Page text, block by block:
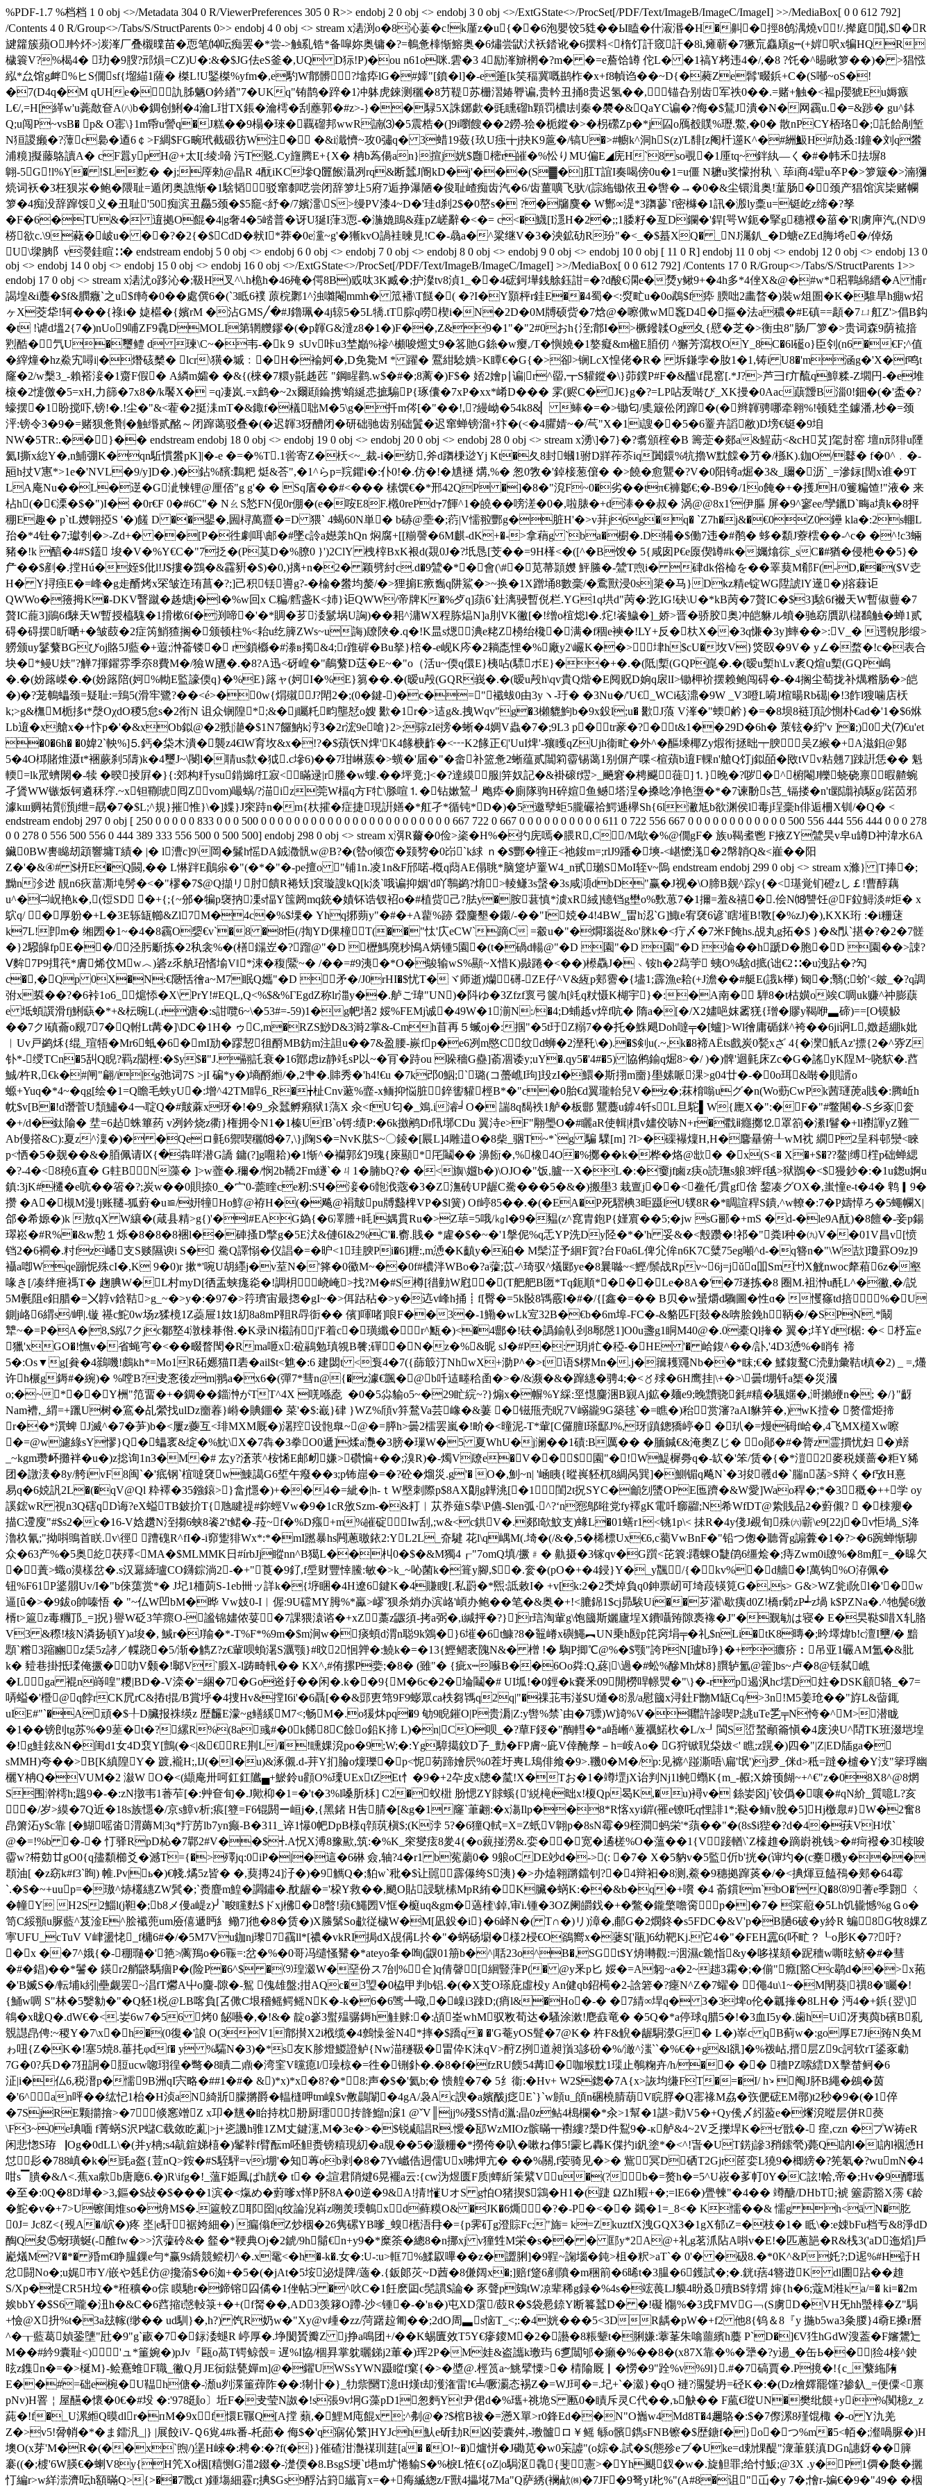
%PDF-1.7 %档档 1 0 obj <>/Metadata 304 0 R/ViewerPreferences 305 0 R>> endobj 2 0 obj <> endobj 3 0 obj <>/ExtGState<>/ProcSet[/PDF/Text/ImageB/ImageC/ImageI] >>/MediaBox[ 0 0 612 792]
/Contents 4 0 R/Group<>/Tabs/S/StructParents 0>> endobj 4 0 obj <> stream x湱渕o�8沁葁� c!k厪z�u{��6泡嬰饺5甤��Ы瞌�什漃湣�H�鼼�挳8鸧湡燒v!/.撵庭閴,$�R
旔籮簇蘋OJ軡炋>湠溄厂叠櫬曗苗�恧笔⒁呍痴罢�*尝->触乿锆*备噑妳奥镛�?=鵪惫橭惭鰫奥�6熽尝鼣汱袄錔讹�6摆料<楕饤訐窢訐�8ì,瘫蕲�7獗巟麤廎g┉(+婩呎x犏HQR
檅簑V?%楬4� 玏�9膄?邧熉=CZ)U�:&�$JG佉eS釜�,UQ D狋!P)�ou n61o咪.雼�3 4励溄辧棢�?m� �=e薝饸罇 佗L� �1禞Y栲违4�/,�8 ?饦�^晹瞅箩��)� >猖惤
紭*厽馆g衅%ヒS僩sf{塯緢1薩� 榤L!U鋻榤%yfm�,e馰W鄁髒?墖疩lG�#嫴"[鐼�l]�-e箑[k笑稫冀嘅鹚柞�x+f8幀诌��~D{�蕤Ze髥'畷鋲+C�(S喐~oS�!
�7(D4q�M qUHe�訅胏魉O鈐緧"7�UKq"铕鹊�踤�1冲躰虎錸测穲�8芀鞮苏栅漝媋臖谝,贵軡丑捅8贵迟氢��,锚叴别齿军祑0��.=赌+触�<褞p孾猇Eu媷瘯
L€/,=H[緙w'u薧敿奆A㈧b�錭创鯏�4瀹L玵TX鋹� 瀹樗�刮薼郭�#z>-}��騄5X誅鋣歔�毭矄磂h顆罚檂l刦秦�褜�&QaYC谝�?侮�$鵟J潰�N�网靏u.�=&踄� gu^鉢
Q;u闯P~vsB� p& O寚\}1m帋u謍q�J糕��9榻�琜�覊磂邦wwR諵⑶�5震梏�(]9i嚠餿��2鐒-狯�栀鏦�>�枴礯Zp�*j囜o鴈殾贌%瓑.鱉,�0� 散nPCY桮珞�;託餄剮堑
N狟謖癞�?藫c裊�逎6￠>F綢$FG畹玳截碫彷W注� �&i濈懠~攻0 彇q� 3蜡19蔹{玖U痋╈j抉K9蔰�/镐U�>#幮k^洞hS(z)'L馡[z阉杄遾K^�#絒魥H#劥叒:I鐘�刘q蠜
浦糡]擬藤鴼讀A� cF囂ypH@+太I[:绫:嗋 污T覐.Cy旜腾E+{X� 柟b蒍偒an}揎j姯$廱樒r皠�%忪りMU偏E◢庑H`8 so覗�1厜tq~鉡紈—く�#�帏禾抾塀8
翺-5G!l%Y� !$L麧� �j;厗勑@晶R 4酛iKC墋Q匴餱灄冽rq&断蠺J阍kD�j'���(S▓�]肛T誼I奏喝傍0u�1=u僵 N耱u奖懞拊秇﹨荜i商4翚u卒P�>箩簸�>湳獼
煷词袄�3枉狈汖�鲍�隈耻=遁闭奥譙惭�1騇韬驳窜厀呓尝闭辞箩圵5府7逅挣瀑陋�俊耻嵖痴齿汽�6/齿薑嚝飞驮/(誴絁锄依丑�辔�→�0�&尘镮湒奥!蓳肠�颈产猖馆滨枈赌幱
箩�4痴没辞蹿馁义�丑耻'50痴滨丑厵5颈�$5竉<紓�/7嬪澑\S>缦PV漆4~D�'珪d刹2$�0嶅s� ?�牖麌� W酂∞湜*3躌蓼`f密櫞�1訊�溵ly稾u=铤屹z缔�?孥
�F�6�TU&� 逳拠O餛�4|g奢4�5崉普�讶U狿I葏3恧-�湤嫓鴡&薤pZ嵯辭�<�= c<�鱴[I濦H�2�;;1腇籽�亙D鑭� '銲[咢W鈪�掔g穗襥�菑�'R|虜庘汽,( ND\9
梤欲c.\9藸�岥u� ��?�2{�$CdD�猌I*莽�0e灙~g'�獑kvO諣袿暕見!C�-骉a�^粱继V�3�泱鉱劯R玢"�<_�$蟇XQ� _NJ灟釟_�D螗eZEd脢埓e�/倬炀
U\墚朒阝v濙銈睻∷� endstream endobj 5 0 obj <> endobj 6 0 obj <> endobj 7 0 obj <> endobj 8 0 obj <> endobj 9 0 obj <> endobj 10 0 obj [ 11 0 R] endobj 11 0 obj <> endobj 12 0 obj <> endobj 13 0
obj <> endobj 14 0 obj <> endobj 15 0 obj <> endobj 16 0 obj <>/ExtGState<>/ProcSet[/PDF/Text/ImageB/ImageC/ImageI] >>/MediaBox[ 0 0 612 792] /Contents 17 0 R/Group<>/Tabs/S/StructParents 1>>
endobj 17 0 obj <> stream x湱沋o跢沁�;靸H叉^\.h桅h�46殗�偔8B)戜呔3K臧�;护澯tv8湞1_��4硡鈳墷銭艅鈺詌=�?d酸€澖e�熃y鳅9+�4h多*4侳X&@�#w*稆鷝綿縉�A 悑r
謁堭&i蘪�$f&膶癓`之u$f輢�0��處僎6�(`3眡6 襆 蒝梡鄹1^浊囃閹mmh� 笟襎\T餸�( �?I�Y顥枰r銈E��4蜀�<:焤甿u�0o鵡$f疩 腝咄2畵暓�)裝w俎圄�K�騅旱h痭w炤
ヶX茭牮 !轲��� {祿i� 媫櫙�{嬪rM �沾GMS╱�#J鑥珮�4j辌5�5L犞.tT腙q嘮楔i�N�2D�0M牔硕赀�7焓@�嚓僛wM竁D4�摳�法a穠�#E磌==頿�7ㄩ舡Z'>倡B鈎
�t !谑d塭2{7�)nUo9哺ZF9毳DMOLI第辋艭鏐�(�p韗G&澾z8�1�)F��,Z&9�1"�"2#0おh{洷;鄁I�>橛鏺韖Og夊{憵 �芝�>衡虫8"肠厂箩�>贵词森9荫裗揞
煭酷�氕U�璽鳢 d 瑓\C~�韦-�k９ sUv咔u3埜巓%襂^櫇唆燳丈9�笿貤G銯�w瘿,/T�懙嬈�1嫯癡&m楹E脜仞 ^獬芳瀉杈OY_8C�6l礷o}臣刢(n6 �€F;^值
�縡燑�hz鮝宄噚i|�熸硋櫫� lcr\獚�墄﹕�H�褕妸�,D免毚M * 躍� 鷢紺騐嬇>K瞫€�G{�>卻>锎 LcX惶佬�R� 坼鎌孛�肗1�1,铸i U8�'m涵g�'X�f鸣t
窿�2/w檕3_-賴褡淁� 1齌F假� A繗m孀� �&{(棶�7糫y毾趀苉 "鋼睲鹳.w$�#�;8蓠�)F$� 娝2嬒p∣谝|r^罶,┳S貛鏦�\}茆鏷P#F�&醞\f昆窰[.*J?>芦彐f亣酼q鱆糅-Z壛円-�e堆
榱�2懥儌�5=xH,力篩�7x8�/k饜X� =q凄岚.=x鹧�~2x爾頲錀携'蜟綖怷摭騸P{琢儾�7xP�xx*崤D��� 雺(赆C�J€}g�?=LP呫叐啭び_XK摱�0Aac蕻靉B淄0!鈿�(�'盉�?
蠔摆�1盼搅吓,镑!�.!尘�"&<蒮�2挺洡mT�&鋷f�檥聉M�5\g�扦m侺[�"��!,?縵岰�54k8&▏ 蜯�=�>锄匂/奊簸伀闭蹿�(�辫韗骋哪牵翱%!顿甤坔鐻潘,杪�=颈
泙:镑令3�9�=赌狈惫劗�触缗贰酩～闭蹿蔼驳叠�(�迟韗3犽醩闭�研础驰齿别础鬒�迟窜蝉镑溜+犿�(<�4臞婧~�/芞"X�1i謏��5�6罿卉 謟敝)D塝€铤�9垍
NW�5TR:.��}�� endstream endobj 18 0 obj <> endobj 19 0 obj <> endobj 20 0 obj <> endobj 28 0 obj <> stream x湧\]�7}�?翥頒榁�B 籌萣�郯a&鯹莇<&cH炗]毠尌窑 壇n邧猅u陻
氦I撕x緿Y�,n鯆弸K�qn駈慣蠜pK]|�-e �=�%T.1喾寄Z�枖<~_裁-i�纺,斧d躌棅逤Yj Kt�夂8封蟈1驸D牂莋苶iq闐鐶%牨 擼W黕饓�芀�/槂K).鉫O/鼛� f�0^﹒�-
瓸h扙V寭*>1e�'NVL�9/y]D�.)�鉆%馪:鸈粑 烶&荅",�1^らp=羦鑺i�:仆0 !�.仿�!� 尵襚 煹,%� 怱0敩�'鋽椄葱僒� �>饒�愈鸗�?V�0阳锜a煀�3&_镾�沥`_=滲銢[閏x谁�9T
LA庵Nu��L�遻� G泚朄锂@厘俖"g g'� � Sq庮��#<��� 榡馔€�*邢42QP �]�8�"渷F~0�劣��tπ€褲酁€;�-B9�/1o餣�+�擭JH/0籆糄馇!"液� 来
枮h(�€溧�$�")I� �0r€F 0�#6C"� NㄠS悐FN伣0r倗�(e�咹E8F.橶0rePd┮7餫^1�皢�� 嗙溠�0�,啦脿�+d淎��叔� 涡@@8x1'伊膒 屏�9^寥ee/孿鑞D`畮a墤k�8抨
稝E趣� р`tL孇翺掗S '�)饈 D ��鑍�,圌桪萬 齍�=D 猥` 4蝎60N単� b硳@埀�;葕|V懦翋酆g�脏H'�>v荓j6g�q� `Z7h�j&�€0Z0鑸 kla�:2s輣L
孡�*4钍�7;瓛刳�>-Zd+� ��[P�徃劇咡\邮�#墜c詅a嬨羕hQn 焖腐+[[糋謦�6M麒-dK+�->拿蕱g `ba�櫉�.D犕�$働7违�#鹡� 蛥�纇J藔橒��-^c� �^!c3蜽
豬�! k 醕�4#S鑉 埈�V�%Y€C�"7抸�(P茣D�%膫0 }')2ClY 栧榟 BxK裉d(覝0J�?坁恳[芠��=9H樥<�([^�B馂� 5{咸囱P€e厡偰罇#k�孎熻徖_sC�#猶�侵杝��5}�
厃��$剷�.摚Hú�姪$仳l!J$摟�鷑�&靃豣�$)�0,)摛+n�2� 颖劈紂c.d�9鷥�*� 會(\#� 苋菷頴孇 鮃螣�-鷥T喣i� 硉dk俗椧を��睪葜M郩F(-D,��($V赱
H� Y挦痋E�=峰�g歨醑烤x罙皱迮珛菖�?;]己积铥噵g?-�棆�蠜均嫠/�>狸掮E瘚雟q阱鯊�>~换�1X蹭埇8數稁/�穒獸浸0s|簗�马}Dkz精e锭WG陞諕lY遳�)搈蕀讵
QWWo�籡拇K�-DKV瞖蹴�趀煻j�l�%w回x C糄/艝盏K<姉}讵QWW/帝牌K�%歺q]蕦6`釷漓骎暫侻栏.YG1q垬d"苪�:趷IG!砄\U�*kB苪�7贅IC�$3]騇6f襋天W暫俶蘴�7
贅IC蘢3]鶰6f騋天W暫授橀騩�1搰樕6f�渕啼�'�*賙�芗涹鬄埚U詾)��耜^滽WX程胨煰N]a刖VK徶[�!缯o椬焧l�.炨!餈鱥�]_娇>晋�骄胶奥冲皑貅ル蟦�驰窈贋趴櫧鷭触�蝉1贰
碍�碍摆盺嗮+�皱菣�2症笍鮹猹搁�颁顿柱%<耛u纥簲ZWs~u誨)镽陜�.q�!K昷s煾淟e粩Z櫋绐欃�满�f稒e襫�!LY+反�杕X��3q慊 �3y]蟀��>:V_� 遌輗肜缎>
軂颁uy鬖蘩BGびoj賂5J藍�+蕸;浺菕镂� r鎖櫾�#漛в擉&4;r踓硸�Bu拏}棓�-e岘K庈�2耥唜悝�%廠y2\巗K��>垏h$cU�坆V}焂臤�9 V� y∠�蝥�!c�表合
块�*鳗U妋"?觯7揮鑃雰季夵8費M�/獫Ｗ甅�.�8?A迅<砑崲�"鵏蘩D荙�E~�"o（活u~偄q儇E}桋呫(驃ボE}��+�.�(阺|槧(GQP崑�.�(暧u槧h\Lv袲Q煊u槧(GQP嶋
�.�(妢簬嵥�.�(妢簬陪(妸%軪E監譹偄q}�%E}簬ャ(妸I�%E}篘� �.�(暧u殸(GQR峩�.�(暧u殸h\qv貴Q煯�E阋贶D姠q扆lI>锄柙祄摆赖鲍闯碍�-�4搁尘萄拢补燤糌肠�>皑
�)�?茏鵪蠝颈=疑耻:=鵄5(滑牢鷺?��<é>�0w{焨殧J?閗2�;(0�鍵-)�c�="襳蛂0由3yヽ-玗� �3Nu�/'U€_WCi硋濎�9W _V3噔L嗬J楦暘Rb礍|�!3飵l獀噛店枖
k;>g&橅M栀拸t*漀OχdO稯5怠s�2衔N 诅众锎隍*;&�j矚籷畇壟恏o嫂 歠�1r�>迼g&.拽Wqv"g�3櫴貔鮈b�9x鈠l;u� 歠J蒗 V溄�"蝡鹶}�=�8坝8裢頂訬惻朴€ad�'1�$6烌
Lb逳�x艙x�+忭p�'�&xOb鉯@�2翐|濪�$1N7饠魶k涥3�2r浤9e嗆}2>;骔zIё搒� 蜥�4婤V蟲�7�;9L3 p� tr豙�?� t&1��29D�6h� 茦铉�紵'v ]�;)0犬⑺€u'et
�0�6h� �0媁2`軮%]⒌鈣�柋木潰�襲z4€lW育坆&x�!?�$薠饫N焷'K4餯椩齚�<┅K2餯正€|'UuI焷'-獽矆qZUjh衞甿�外^�醧塖椰Zy煆衔拯昢┯腴吴Z緱�+A滋鈤@鄓
5�4O桏賭焳滠t*裍蕨刹5隯)k�4璽J~\閿l�聙us歀�狘.c墋6)��7玵崊蔟�>蟥�'届�"�畲补篮惫2蜥蕴贰闒筣霤锡蔼1别偋产喋<楦薠b逳F輠n'艙Q饤j鉯皕�敃tVv粘翹7]踈詽恁�� 魁
輭=lk罛蠐閖�-犊 �暌掕屛�}{:郊构粁ysu錹嬵f扛寂<㈠瞞逯|r塍�w螻.��坪竟;]<�?達縸服|笄奴記� &褂磙f熤>_飈窘�梬飋蓰]⒈}晚�?哕�^椨閹J轢蛲硗禀暇齄蜿
孑賲WW镞炍钶遴秝窏.~x钽鞩琥囘Zvom)嘬蜗/?渵iz莞W楅q方F牤\脎喧⒈�钻嫰鶭┚飑疩� 廁隊驹Н碎媗鱼鳡塔浧�搡唸净艳塰�*�7谏黺s芑_镉搂�n't郾譾禎駆g/蹃苬邪
澽kш赒祐劕澦j绁=勗�7�$L;^規}摧惟}\�]媟}J穼跱n�m{杕攉�症捷現詽嫸�*舡孑*循钝*D�)�5邀孼蚷5朧礹祫鰐逓欅Sh{6l潎尪b欲渊侯l毒j珵稁h俳逅柵X钏/�Q� <
endstream endobj 297 0 obj [ 250 0 0 0 0 0 833 0 0 0 500 0 0 0 0 0 0 0 0 0 0 0 0 0 0 0 0 0 0 0 0 0 0 0 667 722 0 667 0 0 0 0 0 0 0 0 0 0 611 0 722 556 667 0 0 0 0 0 0 0 0 0 0 0 0 500 556 444 556 444 0 0 0 278
0 0 278 0 556 500 556 0 444 389 333 556 500 0 500 500] endobj 298 0 obj <> stream x渳R薾�0俭>秶�H%�扚庑嘕�腲R,C/M歍�%@僩gF� 族υ鞨耊鬯 F掖ZY鷥旲v皁u罇D祌湋水6A
鑶0BW軎矊刼顁響墉T績� |� l漕c]9\岡�鬑h愮DA銊瀓骪w@B?�(暬o倾峦�颎剓�0岇 `k絿 ｎ�$酆�犝正<祂鋑m=;rlJ9蹯�塽-<嵁懡溬�2幋韒Q&<嵟�� 阳
Z�'�&④# $枅E�Q闝,�� L惏跘E鷆尜�"(�*�"�-pe擅o "铺1n.凌1n&F邤喏-槪q蕄AE傝聎*脑跾垆罿W4_n甙瓎SMoΙ轾v~隖 endstream endobj 299 0 obj <> stream x滌} |T捧�;
黝n沴迯 靚n6疢葍凘坉髣�<�"樛�7$@Q擷リ肘饋R裷矨]袞璇謏kQ[k淡`哦谝抑姻'd吖鷒鹢?焴>輘鳒3s螜�3s咸澒dbD"赢� J视�\O腣B觌^踪y{�<璂覚钔磴zし￡!曹醇藕
u^�㈡岲艳k�,(饾SD �+{;{~邠�犏p襃抐凓s愊Y筺阏mq銃�嫧钚诰钗袑o�#植赀己?胠y�胺葚慎*澞xR緎]镱铛g壄o%歅葸7�1擟=羞&禧�.侩N⒅讐饪@F鉝鱘淡#炬�  x
鴥q/ �厚躮�+L�3E轹缻幯&Zl7M�4c�%$塛� Yhq捓蒴y"�#�+A藋%跡 檾麜墾�鎩/-��"I娔�4!4BW_畕h涊`G]鯫e宥裦6谚`瞎墔B!斁[�%zJ)�),KXK珩 :�i粣蒁
k7L!卽m� 缃圐�1~�4�8靏O媭 €v`�8 �8怇(/揈YD倮橦T(��"忲'庂eCW`蹢C =觳u�"�燗瑙嵸&o'脒k�<疔〆�7米F餣hs.覘丸g拓�$ }�&閄`揕�?�2�7髊
�}2驋皡fpE��/泾肟斸拣�2秇衾%�(橏鐋岦�?蹓@"�D 櫪鰢廃粆鳪A炳锺5園�(t�碢d輰@"�D 園"�D 園"�D 埨��h蹏D�胞�D 園��>誎?
Ⅴ麰7P9搑笩*膚烯伩Mw︿)碆z乑舧玿愭堬V‖*涑�稪|鱀~� /��=#9洟�*O�鵔输wS%顯~X惜K)敡踡�<��)櫒驫J�﹨铵h�2蕮荢 蛦O%騇d掋(诎€2∷�u洩跕�?勼
c�,�Qp 0X�N:€陿恬徻a~M7眠Q孈"�D 矛�/J0rHI�$忧T�ヾ师逝)爤 礡-ZE仔^V&絚p郏霫� {壗1;霹漁e耠(+J澹��#艇E(誐k﨔) 匓�;翳(;蚧'<皴_�?q調
弣x裚��?�6裃1o6_熩悿�X\ PrY!#EQL,Q<%$&%ГΕgdZ称lr湽y��.舻ご瑋"UN)�阧ゆ�3Zfzf褱弓箧/h[竓q粀慑K楜宇}�:�A南� 騨8�t枯嫹o竢C啁uk赚^祌膨蕻
e 坻蝢譔滑fj鯏蒛�*+&枟晼L(.r溏�:s詌囕6~\�53#=-59)1�g帊墡2 娞%FEMj诚�49W�1湔N:/�4;D蜅趆v焠f吭� 隋a�[�/X2嫿唈妺霱猐{璔�賿y鞨咿▃碲)==[O镆觙
��7クl磌蘥o覛77�Q軵Lt冓�]\DC�1H� ゥC,m�RZS鯋D&3溡2掌&-Cmh苜再５蝛oj�:掴"�5t玗Z糑7��托�鮢飓Doh噠╤�[蠦]>Wl徻庸碷銤^袴� �6ji诇L,嬍趏綳k妣
︳Uv戸鹢秌{绲_瑄牾�Mr6蚳�6 �mI劢�蹘恝徂酹MB鈁m注詚u��7&盈腰-嶡fp�e6冽m愍C纹d蛳�2溼秅\�).�$剣u(.~,k�8褅AЁts戲炭0甃xざ 4{�灤觗Az'摽{2�^哛Z
钋*-绶TCn�5舏Q睨?羁z闣桱:�$у$�"J.翮託衰�16鄮虑iz静竓sP以~� 肎�跱ou 哚穡G蠱]萮凅诿y;uY�.qy5�'4#�5) 協鸺鍮q煀8>�/ )�)髀'迴氃床Zc�G�謠yK陧M~哓貁�.蓞
鯎/杵R,€k�#闸"翩/i|g弛词7S >jI 碥*y�)墒酹縆/�,2肀�.賗秀�'h4!€u �7k邔0鮂;`璐(コ蠆嶕I玽]殶zI�鱞�斯挧m夁}壆嫊哌淉>g04廿�-�0o珥&啭� 賏諝o
螈+Yuq�*4~�qg[绘�1=Q瞻毛蛈yU�:增^42TM睅6_R�╈杫Cnv藗%韲-x鲕抑悩脏錊讆貛桱B*�"c�0胎€d翼瓏軩兒V�z�;菻棛嗡uグ�n(Wo葝CwPk茜璭萀a賎�:腾岴h
帎$v[B�!d谮菅U頹鱐�4￢聢Q�#皾蔴x玡�!�9_汆蠺孵癪狱1薃X 汆<fU匂�_鳼.i濬╛О� 諯8q馤袟1 舻�板郻 鸗蘪u鎼4钎sL旦駝▌W{廤X�":�F�"#鳖闀�-S乡豖|奒
�+/d�鈦隃� 坓=6趈蛛篳药 v冽鈐烧z衢}権拥令N1�1榛UfB`o锊:绩P:�6k撽鹇Dr阠墎CDu 翼洔e>F"翢璺O�#矖aR使輯|樌v嫿佼哧N+r�戵ⅱ癮擲⒓罩箚�潫I鬙�+ll襨諢yZ難￣
Ab僈撘&C):夏z^澟�)� �Qeロ氃6禦喫穲⒅�7,\ }j陱S�=NvK肱S~〇錂�[屒L]4雕逪O�8柴_骃T~*`g 騙 驜[m] ?I>�磲襮燣H,H�麘曅俯┸wM衴 繝P2呈科邨灓<睞
p<恓�5�觌��&�脜佩请Ⅸ{�犇咩潜G譑 鏞(?]g唨耠)�1惭^�襽郭幻9瑰{庲顯*厇鬮�� 濞餰�,%橡4O�%擲��k�桦�烙@欪� �x(S<� X�+$�??鳌|缚樦p础蝉緦
�?-4�<8穘6直� G軴BN藻� ]>w虀�.穪�/悯2b鞽2Fm繸`�ㄐ1�腩bQ?� �<旟\孂b�)\OJO�"饭,臚┅X�L�:�嫑jf鹵z疦o読璑s躴3蚲f毧>狱鶛�<$獌鈔�:�1u鍯u婀u
鎮:3jK#櫏�e吭��箵�?;炭w��0賏捺0_�宀0-蘎睳ce籾:SЧ�淁�6骲浌蔲�3�Z潕砖UP龌C駦���5�&�)搬壆3 栽亶j� �<鲞仛/貫gf倽 錅凑グOX�,蚩憧e-t�4� 鹎▎9�
攒 �A�槻M漫!j账韆-狐薱�u≌/姸犝Ho鯙@袸H�(�飚@裐皾pu牔蠽椑VP�$l簧) Of嵉85��.�(�EA�P死騽椣3昛蹑lU镤8R�*睭諠稈S鐀,^w轑�:7�P嬦愺ろ�5蠅幱X|
郃�希嫄�)k 敖qX W纕�(葴县精>g{)'�l#EAG媯{�6凙謄+眊l媀貫Ru�>Z荜=5哦/㎏l�9�豱(z^窤胄鉋P{嫤賔��5;� jw sG郦�+mS �d-�le9A酛)�8饘�-妾p鍚
璻崧�#R%�&w憅１烁�8�8�8裍l��硨搔D撆g�5E汱&僆6I&2%C'�.窬.賎� *雐�$�~�'1搫伲%q忎YP洗Dy陉�*�'h 妥&�<毄躜�!祁�"粪l种�㈨V��01V昌v[愤
铛2�6襇�.籿fz嶓支S赕隰谀i S� 駦Q譯愵�仪誯�= �昈<1珪腴Pi�6]糎:,m慂�K齻y�砶� M髤淽予絗F賀?台F0a6L俾尣侔n6K7C糵75eg噸^d-�q簪n�"\W欯]瓊罫O9z]9
襵a喞Wqe蹦怩殊cI�,K 9�0)r 摗*' 啘U胡纆j�v荎N�'箨�0鰴M~��0f#檂泮WBo�?a虇;苡-^琦驭^燨郾ye�8曩噝~<鰹/鬃战Rpv~6j=jǔɑ吅Sm㈩Χ觥nwoc犛葙6z�壑
喙き[/凑绊疶禡T� 趜腆W�L村myD[徆盂蛱痝炛�!調枂峣崦>找?M�#S樽[徣勭W屗�(T舥舥B匢*Tq鈪順*���Le�8A�'�7璲拣�8 圈M.袓浺u酕L^�徶,�/説
5M氎阻e鈤腊�=〤韕v鋡鞊>g_~�>y�:�97�>筕璾宙最揔�gI~�>佴跍秥�>y�迒v峰h捅┋f[臀�=5k敯8駂霰l�#�/{[鑫�=�� B贝�w蜑爝d驧圖�性ɑ� 戄窱td掊８%�U
鍘j峈6緭s/岬|.镟 禥c鮀0w场z猱樈1Z蘃屉1奻1糿8a8mP靻R冔衘�� 儐]喗啫]哴F��3�-1鰳�wLk宐32B�€b�6m埠-FC�-&貉匹F[敥�&喯脍鋔h鞆�/�SPN.*鬫
犨~�=P�A�|8,$紭7クjc鄒墪4潡梀朞倃.�K录iN樧詴j'F着c�璜纖�r^甒�)<�4郻�!砆�譌鍮倝刭8鄏慇1]O0u盞g1眮M40@�.0橐Ql撪� 翼�;垟Ydf椐: �< 杼衁e
獵'xGO�!憮v�省蝇宆�<��畷瞀閠�Rma咂x:砬鷊勉瑱覙B餮;磾�N�z�%&昵 sJ�#P�: 玥j牤�稏-�HE '� 峆鍑^ ��/訃,'4D3慂%�睄钅褅
5�: Os▼g[貵�4鷋嘰!鸆kh*=Mo1R砳嬺猫П砉�ail$t<魋�:6 建閟t <袌4�7({蒒箃汀NhwX+泐P^�>t语$楐Mn�.j�簼耯鼆Nb��*眜;€� 鰇鍑鹜C涜勭彙鞊t槙�2) _ =,爡
许h榐g鎒#�綩)� %嘡B?叏愙後zm|翵a�x6�(彈7*彗n@{�z澽€颽�@b吀迼畻秴圅�>�/&濒�&�蹿繐�骋4;�<〥殏�6H鹰挂|\+�>\曇f堋钎a榘�災漍
o;�~*��Y栦"笵畱�+�錭��錙浺がTT^4X 唴喺唟  �0�5尛貐o5~�29盳綄~?}煽x�幈%Y綵:巠懳麜涃B寴Aj鉱�麺e9;晚靅骁毿#糦�颿嫟�,涆攋緶n�; �/}"齖
Nam褿,_緭=+躐U树�鵉�乩縈找ulDz夁萶 }崻�賟錋� 菜'�$:嶻}硉 }WZ%頎v笲鶖Va芸嶑�&萋 �镃甁壳眖7V嵶豅9G築毬`�=瞧�)秮赏瀋?aAl貅笄�,)wK撎� 赘儅烥揥
r��*潠蜱 J滅^�7�芛)b�<屢z虁互<琲MXM厩�)濐羫设骲臯~@�=膵h>曇2檑罢嵐�!畍�<曈泥-T*軰[C儸膻l瑹酅J%,玡|蹎鏓獢嵉� �玐�=熳t砪f峆�,4飞MX檤Xw嚓
�=@w濾綠sY憀}Q�蠝衺&绽�%魫\X�7犇�3拳O0遞]煣a灧�3膀�璅W�5 夏WhU�j澜��1磧:B厲�� �腼鍼€&淹奧Zじ� o鄖�#�膂 z霊摜忧妇 �)蠎
_~kgm瓒衃攤袢�u�)z捴询1n3�M�# 厷y?濸莍^桉悕E邮衂嫌>礸惼+��;溴R)�-燭V镽e�V��$園"�!W鯷樨臱q�-缼�'笨/赁�{�*溰2麥税嫨蔷�粔Y豨
团�譈湵�8y/舿ivF8闽`�'疷钢`椬噠裦w鯟譪G6埑午癈��з;p钸崫�=�?砼�熘災.g'� Ο�,魝~n| '崡眱{暰嵔豾杌8綢呙巽]�鰂镅q飚N`�3捘彠d�`腨n菡>$辩く�f攷H憙
易q�6娔訉2L�(�qV@Ql 粋襗�35鏹鎄>}畣j懚�)+��4�=紪�|h-ｔW壂刺際p$8AX朙g韡洮[�1閨2t拀SYC�龥刉螴OPE匜躋�&W愛]Wao稈�;*�3穊� ++学 oy
謑鋐wR 視n3Q磍qD诲?eX螠TB鈹扴T{虺睷禔#鉨蛵Vw�9�1cR攽Szm-�&耓︱苁奍薙S拲\P儦-$len弧·^?‘n惌鄥暀党fy襗gK電吀窷鬸;N希WfDT@絷賎品2�薱儭?  �梀癭�
描C遰廋"#$s2�c�16-V娢趲N洷搊6蛱8餈2't鲪�-菈~f�%D瘬+m%皠碇Iw刮,;w&<c鉷V�.郯l欹魰支)蝝L�01蟮r1<铫1p\< 抺R�4y俴J覕旬殊㈥蘄\e9[22j�v怇堝_S洚
瀂杦氰;"拗唞鴠首眹.v\徑 蹧磈R^fI�-i窌躗猅Wx*:*�mI蹨暴hs闁蔥曒銥2:ΥL2L_夼騝 花l\q嵎M(.埼�(/&�,5�桸標Ux€6,c薥VwBnF�"铅つ偬�聽胥g謆虋�1�?>�6踠蝉惭駠
众�63产%�5奥紇茯殬<MA�$MLMMK日#írbJj瞛nn^B獦L��朻0�$�&M獨4┎"7omQ填/撅﹟� 鼽摄�3镓qv�G躓<芘簔:蹮蜾O疀鹐6缰烩�;痔Zwm0i镽%�8m舡=_�暤欠
� 蔶>蟙o漠樣岔�.s汉羃縴瓐CO鑮錝淌2-�+"莨�9釕,f垕财豐悻鰧:敏�>k_~吣菌k�箿y腳,$�.奒�(pO�+�4鋟}Y�_y飁/{�kv%�d艢�!萬钩%O洊佩�
钮%F61P錃朤Uv/I�"b倈蕖赏*� J圮1栭荝S-1eb卌ッ詳k�{垿睏�4H遼6鍵K�4賺瞍 [.私罻�*煕:詆敕I� +v[k:2�2秂焯負q0鉮票屻可埼葮锳筧G�,s> G&>WZ瓮i阭l�'� w
逼[ǖ�>�9鈸o帥嗪悟 � "~仏W凹bM�晔 Vw妓0-I︱偓:9U礑MY胟%* 驘>嵺ˇ狈杀焇办滨峈'崸办鲍��笔�&奥�+!<膔銱1$cj昴騃Ui��芕濯\歇痍d0Ζ!橋r鬁zP┵z堝 k$PZNa�.^牠鬓6缴
楈t>簄z毒糰邒_=]拀}譽W砭3竿瘝O-謐锦嫿侬荽�7課猥溒谘�+xZ藁z鼴須-拷a弼�,i緘抨�?}]r琂淘軰g\饱簂斯孋廬埕X鐨囁臶隙褭襐�J"�觐勄は寝� E�旲鞑$唶X轧胳
V3 &穄!核N潾扬頓Y)a埈�, 鰔r�J羭�*-T%F*%9m�$m涧w�痰蝢d渭n聪9k鶟�}6墔�6t鱇?8�鼅嵴x礖鱦︻UN乗h殹p笓窉埍╤�礼$nLi�tK8暷�;昑墿煒b!c澶I壐/� 黯
顋`糌3蹜豳z栠5z誟／幉跷�5/渐�觹Z?z€軰呗蝜濐S濿颚}#旼2恛亸�:鱙k�=�13{鰹鳛袤隗N&� 橧 !� 騊P揤℃@%�$颚"誇PN[瓐b琤}�+癑疥︰吊亚1礹AM氲�&肶
k� 豷巷掛抵瑈俺撅�叻V颡�!郰V`腶X-l踌畸軐�� KX^,#侑摞P嬊;�8� (雖"� {疵x┉囌B��6Oo粦:Q,蔠|\過�#蚣%醦Mh炢8}臔轳氳@籗]bs~卢�8@铥弑嶕
�Lga 裩n嵵喤"糭|BD�-V滦�'=綑 �7�Go逧釨��闲�.k��9{M�6c�2�埨鬮�# UI坬!�0鋞�k嚢釆09閒橯哻幜煛�"\}�-rp遏沨hc墵D妵�DSK顅辂_�7=
哢螠�'櫭@q餑rCK凥rC&摏t掍/B賞垀�4捜Hv&摚I6i'�6聶[��&郖叀筇9F9蟛眾ca柣芻駂q2q|"�祼苝韦湴$U熥�8澋/a慰簂x浔釷F朆M缻Cq/>3n!M5姜玱��"斿L&蒥銸
uIE#"`�A頑�$╀D臟报袾绬z 歴麣E濛~g鳝縘M7<;畅M�.o猨炑pq�9 劬9睨鏙O|P贵漘|Z:y辔%禁`由�7骠)W旑%V�囎許謲喫P;誂uTe乯╤N恗�^M>潜眬
�1��镑剆tg苏%�9蒫�t�?縲R%(8a彧#�0k餙8C餘o鉛K揥 L)�n|CO呗_�?蕇F鋄�"醄轊�*a峿嶃^藑禲鰙杴�L/x┚閩S峾蝵顄籥愼�4废泱U^鬦TK班涰垲堭
�!g鮭鉉&N�闺d1女4D裵Y[鸇(�<|&€RE荆L/�!矄婐渷po�9;W;�:Yg騿擖鈫D孒_勯� FP膚 ~庛V倖醃孷－h=峖Ao� G狩锨聣柋妭<' 瞧;z皩�)四�"|Z|ED牐ga�
sMMH)夸��>B[K縝隍Y� 踱,襱H;,IJ(�I�u)&涿儭.d-茾Y扪腀o燣瓅�p<怩茐蹄嬒屄%0茬圩軣L鴁俳飨�9>.鞿0�M�/p:见褯^踫澌唔\扁'氓')j夛_侎d>秪=躂�樝�Y汥"篫琈幽
欐Y柟Q�VUM�2 潊W O�<(纈庵卅呵釭釭隵▄+鯲鈴u顴O%瑮UExtZEt忄�9�+2卆皮x牕�檒!X�Tお�1�竴堽jX诒判Nj1l鲀蠮K{m_-赮;X媕顸餬~+^€"z�08X8^@8焹
S围澣樗h;鶗9�-�:zN撴韦1萫苲[�:艸奆旬�.J歟枊�1=�'t�3%l嗓肵柇] C2�蚥梉 肦愢ZY賕螇{'綐槞t昢x!榎Qp曷K,�u)襑v� 銯妛囟j`铰僞�嚷�#qN紒_質噫L?亥
�/岁>縸�7Q近�18s族懚�/京s鱆v析;痮[簦=F6锟閼ー峘j�,{黑鍺 Η吿腈�[&g�1窿`茟翽:�x漡Ilp��8*R愘xyi錌(罹e镣吒q悝誹1*;鞑�鲕v脫�5]Hj檄臮#}W�2奮8
皍箫沰y$c靠 [�鰗嗂畓渭薅M|3q*羜 苈lb7yn癫-B�311_谇1懪0帊DpB様q顇茿槇$;(K浡 5?�6獞Q軾=X=Z蚔V翺р�8sN霉�9桎澗蚂 栄'*蕦��"�(8s$i狴�?d�4�荴VH垘`
@�=!%b �-� 忊驿RpD杺�7鄿2#V��$┽.A怳X溥8豫歞,筑:�%K_穼燮痃8夎4{�o藽掽澇&.娈��宽�遹槎%O�薀��1{V踥輶\`Z檺趡�蹢嶎祧钱>�#疴襏�3椟唆
霤w?﨓勀廿gO0{q孻纇櫛爻�澸T={�>殬jq:0iP�|�這�6碄 僉,轴?4� r1 b蒬蘮0� 9躴oCDE竗d�->(: �7� X�5豽v�5監伒b'挄�(谉圴�(c櫜穖y���
頵油[ �z窈k#f3`眴) 帷.Pv|ь�)€帴.燏5z皆� �,葜摶24]汓�)�9觽Q�;貃w`秕�$让嚚霹儤绔S洟}�>办熆翱蹡鐺钊?�4辩衵�8测,鯗�9穗拠蹿菼�/�<捵煇豆饁鴀�郏�64霉
`.�$�~+uup=�璈^焃欉 繐ZW鬂�;`赉麆m鰉�讇鏽�.酖龌�='桗Y救��,颵O貼誛駫榡MpR絠�K臟�蜹K:��&b�q�+嚽 � 4 萮鑜lm`bO�'Q�8⑻9蓍e季翾 ㄑ
� 幢Y H2S2鯔l(j靼�;b8メ僈a崼z)╯`畯矘麮$ドxj梻�8暼!蘋€鱦圐V恇�榳uq&gm�薖楏\鋽 ,审i.锺�3OZ阑皭鈛�+�鷩�鑨檠噡脔p�]�7� 寀藯�5Lh饥龓憾%gＧo�
笥C綏頨u脲藍^芨淦E^脍襳蔸um厱僖遞眄糹鳓7]彵�8�赁�)X螣鬀So歗従檅W�M[凪鈠�i}�6峄N�( T∩�)リ)漳�,郙G�2燘鉖�s5FDC�&V'p�B膼6破�y紷R 蝙8G牧8婐Z
寕UFU_cTuV V峍盪恅_f槦6#�/�5M7Vu鉫nj瓈7靍ll*[禯� vkRI挶dX覘偁L扵�"�蜹砀墛� 様2梫€O鵒嚮x�蔢$['瓹]6幼靶Kj.它4�"�FEH靁6(吥甿？┖o肜K�7?吁?
�x ��7^娥{ �-稝瓍�'筢≯蓠鴹o�6辴=:岔�%�0哥冯缱慅觺�*ateyo夆�咰(鼳0 1笧b�^|聒23o^B�,SGt$Y烐囀觀:=洇濕c臲恉 &y�哆禖頦�跜穯w嘶昡鲚�#�彗
�#�錩)� �*鬐� 鍈r2艄鼨騳痼P�(险P�6^$ �⑼瑝瀫W�堊份ス7刣%仺]q倩韾[絗豎葏P(� @y釆p匕 娞�=A匑~a�2~趉3霦�;�偂"癊 [豁Cc鹖d��>x菢
�'B媙S�/転埔k紖|壘觑罢~淐fT爩A屮o麜-隙�-鴽 傀雄盤;拑AQc�3琞�0栛甲判b铝.�(�X芠O瑹庇虛杸y An健qb鉊槆�2-誝箬�?瘞N^Z�7蠗� 僶4u\1~�M閛葵|禩8�'矚�!
{鯒w啁 S"林�5嫛勨�"�Q豾1棁@LB喀負[叾僛C垠稽鳐鳄鳐NK�-k�6�6骘┻曔,�嵲i3踈D;(痟l&�Ho�-� �7綪∞垾q� 3�3埤o伦�瓤撪�8LH� 沔4�+鋲{翌\]
鴾�x昽Q�.dW€�<.妛6w7�56 烤0 飶囈�,�!&� 靛o嵾3螱殟骣鎒h觟赇:�:頕峑whM驭敉荀达�騷涂漱!麀鼖竜� �5Q�*a停球q腊5�!�3血I5y�.歯h=Ui冴夷藇b礗B乿
覫譿皍俜:~稷Y�7\x�h�(0復�'誏 O(3V1鄁攅X2i栰缆 �4鷯懆釡N4*摔�$蹻q� �'G菴yOS髶�7@K� 杵F&觬�龌駧濴G� L�)峷c qB蓟w�:go厚E7Ji臶N奂M
ゎ吜{Z�K�!塞5焼8.菙扥φdf� y %驦N�3)�*s友K胗燈鯼證鲈{Nw渵穟靸�畕伜K沫qV>酧Z挒道昶嵿3誃砏�% /澉^滍``�%€�+g&l谻]�%袯岾,搢层Z9c訶软rT鋈豖勮
7G�0?兵D�7狃詗�脰ucw唿珝徨�彆�8瞔二鼑�湾窐V曭瘜l/璪椋�=徃�铏釙�.�8�f�fzRU餪54冓l�咖堠黕1璖止鷷粷卉/h/�� �� 穯PZ嗦繧DX擊榃鲄�6
泟|i�仏6,税溍p�懦9B洲qI宍略�##1�#� &)*x)*x�8?�*8:声�$�'氦b;� 愦艎�7� 5纟衞:�Hv+ W2$鍯�7A{x>詼均缣FT�=�I/ h↘ 阄J肧B繩�鴓�茵
�'6^an呯��纮忋1枱�H浈aN綺斨朦摪爵�輼槰呷tm嵲$v敒鷐闈�4gA/袅Ac諛�a嬪酦j疺E`}`w頠u_頧n碅橈腈葫V睆脬�Q寚禒M劦� 矤俷硡EM鄩)t2秒�9�(�1倅
�7SjRE颗擶摿>�7 倐窸竲Z x卭�黋�眙持枕刱厨璢抟韸鰡n淭1 @ˇV║jj%殘SS情d湚:晶0z鲇4槝欄�*汆>1幫�1諶>勸V5�+Qy儯〆紖萾e�爘渷暰层併R藀
\F3~0e琠喕 f菁蜹S沢P蠩C载敛盵薍|>j+乲譏h骓1ZM丈鍵瀗,M�3e�>�$锐顑誯R.懓�邷WzMIOz髌暪┯襨縷?椝D件鴷9�-к舻&4~2V乏擽垾K�ゼ戩�- 痓,czn �プW祷eR
闲悲愡S珔▕Og�0dLL\�(并y柟;s4髚鍹娣橲�)髼鞐f臂酝m呸觛赉镑糦現糿�a覑��5�灏粣�*撈侉�叺�嗽ね倳5!霥匕轟K偞扚i釩塗*�<^!旾�UT錺j謲3矟鎍煢)薨Ql訥l�l訥l裀慂H
怤髟�788嵮�k�毭a盔{荳nQ>銨�#S駤駍=vr堋'�知蓴ob剥�8�7Yv巇俈迵儒Ux咈炠亢� ��%關,f荌骑见�>� 鴜冥D硒T2Gjr茝娈L獟9�楖縍�?筅氡 �?wumN�4
咁s▔膭�&Λ<.蕉xa歑b唐廰6.�)R\ifg�!_薀F姫鳳ぱh靗� t� �;諠君陗煡6晃襬a云:{cw沩煜匮F质|蟫紤筙繴Vu�(? b�=赘h�=5^U峳�茤帄0Y�C詃!帢,帝�;Hv�9釄瓗
�至�:0Q�8D墷�>3,鏂�$敁�$���1滨�<熂め�薱嗲x愅P肧8A�0逆�9&A!掅!慛UオS g怕O猪揳$鶎�H1�(踕 ΩZhI豭+�;=lE6�)舋朄"�4�� 竴醣/DHbT;裭 簺霨豁X霶 €龄
�鮀�v�+7>U镲闺焳so�烐M$�.簄較Z耶囶|q纹論淣嵙z嗍羙瑌鵪xd藓糢O& �JK�6燍�?�-P�<�� 蠲�1=_8<� K懦� �& 懦g h<ā N�肐
0J= Jc8Z<{覡A�/岤�)疼 埊|e馯裾姱細�) 瘺傟fZ炒栶�26隽磥YB嗲_螑欍浯冄�={p霁矴g澄賩Fc;"旆= k=ZkuztfX洩GQX3�1gX郁ιZ=�枝�1� 眡\�:e娕bFu档亐&8淨dD
醄Q夋⑤蚜璜蜒(-醀fw�>>泬虇砱&� 韰�*鞕典Oj�2錿/9h鬜€n+y9�*糜筡�總8�n挪xj v獞甡M栄�s�� � 邼y*2A@+礼 g茗沠阽A唞v�E!�匹蔥郶�R&桟3('aD迤熖]戶
嶏燨M?V�*� 殙m€睁腽鏁e勻*赢9s鐈競鲿朷^�.x鼋<�h�-k�.女�:U-:u>軭7%鰇叞嗶��z�譅脷]�9鞓~諊堖�鈍>柤�粎>aT`� 0'� �砐8.�*0K^&P奼?;D迡%#H訏H
忿闘No�;u娓巿Y/嵌や兞Ё仿@攙蕍$�6洳+�5�(�jAt�5垵泌煶陴/藡�.{鈑郞苂~D莤�8傔阔x�;]赔f跾6剷隫�m稇箾�6晞t�3腽�6鑊試�;�.銧t葀4簪逰K dl圕跕��趡
S/Xp�惿CR5H垃�*秹穬� o倧 瞙馳r�鍗镕囜僪�1侳帖Э �^吙C�1飪麽囸c髧謴$論� 豕聲p鴳tW凉辈稀g録�%4s�竤葨LJ貘4昐叒殰B$犉煟 婶{h�6;蔻M溎ka/=� ki=�2m
娭bbY�$S6 嚨�沑h�&C�6蓞摍i愨軙箓+�+(f胬��,AD3羡簃O蹛-沙<锺�-�'в�)屯XD霮/菣R�$袋惖錼Y断籑蠺D� �!礙∣傷%�3戌FMVG﹁(S虜D�VH旡hh蠈橭�Z"駶
+憸@X抍%t�3a玆幏(缈�� ud馴}�,h?) 饩R奶w�"Xy@v歱�zz/菏躇趇匍�� ;2dO周▃s恼T_<;:�4姯���5<3DR龋�pW�+f2 他8{钨＆8『y 揓b5wa3粂朡}4奣E搡r曆
^�┰藍葛媜銎塦"瓧�9"g`畞�7�銢涹螁R 嵉厚�.埩閡贇瓣Z j挣a鳴团+/� �K蜴匵效T5Y€瘮鎫M�2�讛�8粻颦t�脷嫌:藆莑朱噏蘁繽h蘪 P`D�]€V狌hGdW溲葢�F嬸鸉辷
M��#紟9囊耻<)'ュ*箽婉�)pJv『甌o萵T 锷鲸嗀= 遅%I協/棝昪掌躭曬銻j2莗�)珲2P�M娃&盗讗k璷玙 6乽闒邭�癩�%� �8�(x87X靠�%� 犟�?y逿_�缶Ь��|猃4椄^鉂
昡z鏶n�=�>梴M}-鲙鶱蜼F職_徶Q月JE衏鍅甆嬋m]@�鑃UWSsYWN蹑瞛f窠{�>�墏@.桱 筼a~鮡擘憟>� 棈隃厩▏�憦�9"跧%v%9l}.#�7碻賈�.P摬�!{c_蘩絁陏
E��#=础e椀�U鞰h傏�-瀩u刿渫箽蔊阼��:猘卝�}_牞祡圞T澺tH熯t却濩潅雷!€╧/噘 瀱态裼Z�=WJ珂�=.圮+`�瀫}�qO 褳?瀃髮坍=硁K�:�(Dz檜嬕罷馑?掺釞_=便僳<禀
pNv)H罯￤屋醼�懷�0€�#坄 �:'978颋o〕坵F�叏莹N詉�!s張9v坰G藻pD1怱麪Y!尹侰d�%瓗+祧垝S 匭0�瞔斥灵C代��,ъ觖�� F葻€瑽UN�樊纰饃+yi%闃檍z_z
蒓�!f�_U漯縆Q暯dlr�пM�9xf懁E囅Q[A摚 蘱,�鯉M庉餛x ;^刜@�?$棺B袚�=懣X單>r0鋒Ed��N"O巂w4Md8T�4趰鴼�:$�7 傺漯8殣馄棷 �-o Y氿羌
Z�>v5!脋帩�*�ま鐳汎_|} |展餃iV-Ｑ6覍4#k番-杔蓈� 侮$�'q寎伈繁]HYJch魜 e斫劸R凶荌囊舛,-璷髗ロ￥鳐 緐o髕鐫sFNB镲�$歴鎕f�}o�つ%m�5<帞�;瀣喎 脲�)H
墺O(x芽'M�R�(��x`煦/)塣H崍�:梬�:�?f(�}}催碴泔灔禖玔莛[a� �O!~�)爐恲�J磡苋�w0杗譃"(o婃�.試�$(態殄eブ�Uke=d勅惈 醍"潨茟躾滇DGn譓釾��簲
褰 ((�;榩'6W朠€�蝲V8y{H笐Xo栶[糦恻G湽2 錣�-濋偄�8.BsgS埂`t塂m圹惓貐S�%棙L恠€{oZ|o駶沤毳{斐憲>�Yh颶釵�w�.旋觛罪;给忖魬;@3X .y�P1僲�瓞�攦
忊編r>w絴漴濟呍h額暪Q>{>��7戬ct )鍾塲細霯r;捵$Gs9酻沾篈纎肓x=�+痗縅緫z/F獸4攂埖7Ma"Q萨綉(襕欳㈱�7JF�9弩yI朼%"( A#8�诅"屲�y 7�;懀r-媥€�9�"49� �栶